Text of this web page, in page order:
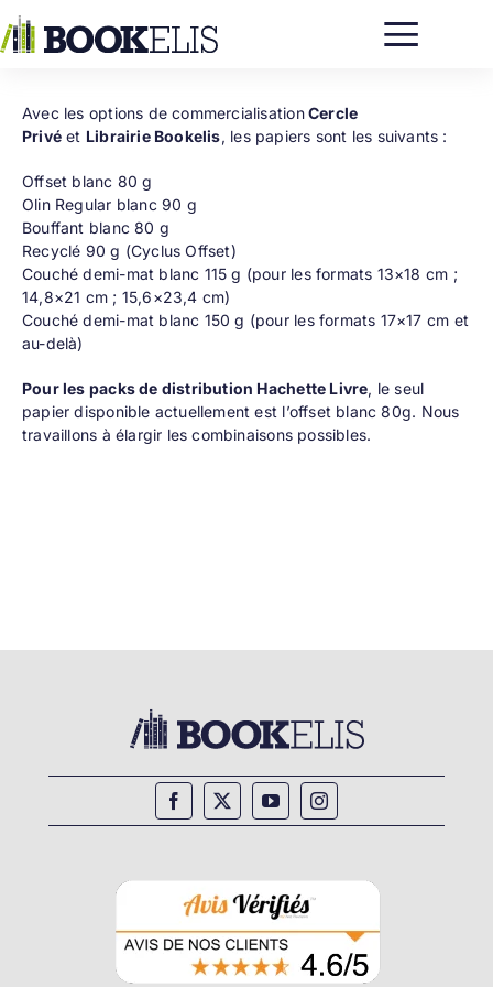
au
contenu
Avec les options de commercialisationCercle
Privé et Librairie Bookelis, les papiers sont les suivants :
Offset blanc 80 g
Olin Regular blanc 90 g
Bouffant blanc 80 g
Recyclé 90 g (Cyclus Offset)
Couché demi-mat blanc 115 g (pour les formats 13×18 cm ;
14,8×21 cm ; 15,6×23,4 cm)
Couché demi-mat blanc 150 g (pour les formats 17×17 cm et
au-delà)
Pour les packs de distribution Hachette Livre, le seul
papier disponible actuellement est l’offset blanc 80g. Nous
travaillons à élargir les combinaisons possibles.